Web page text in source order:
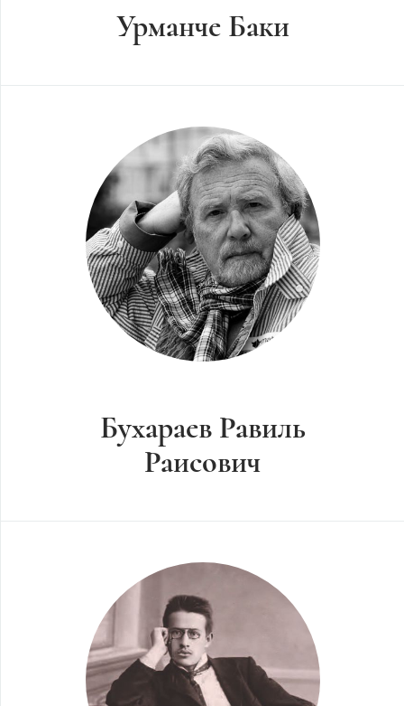
Урманче Баки
Бухараев Равиль
Раисович